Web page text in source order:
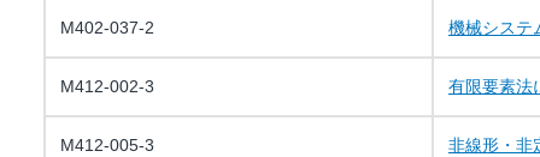
M402-037-2 機械システ
M412-002-3 有限要素法
M412-005-3 非線形・非